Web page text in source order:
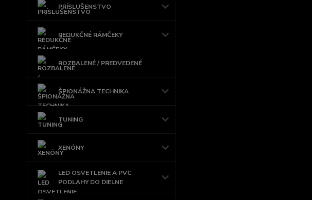
PRÍSLUŠENSTVO
REDUKČNÉ RÁMČEKY
ROZBALENÉ / PREDVEDENÉ
ŠPIONÁŽNA TECHNIKA
TUNING
XENÓNY
LED OSVETLENIE A PVC
PODLAHY DO DIELNE